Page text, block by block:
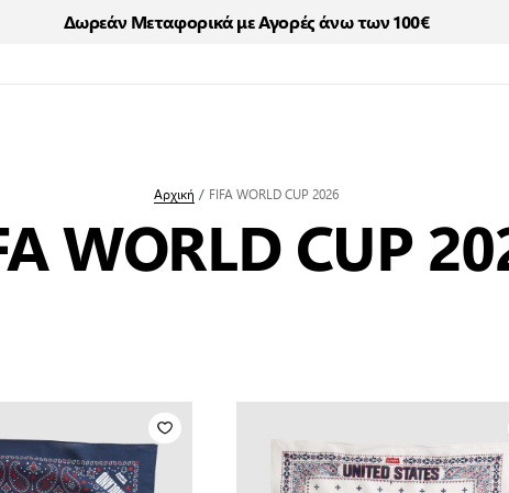
Δωρεάν Μεταφορικά με Αγορές άνω των 100€
Αρχική / FIFA WORLD CUP 2026
WORLD CUP